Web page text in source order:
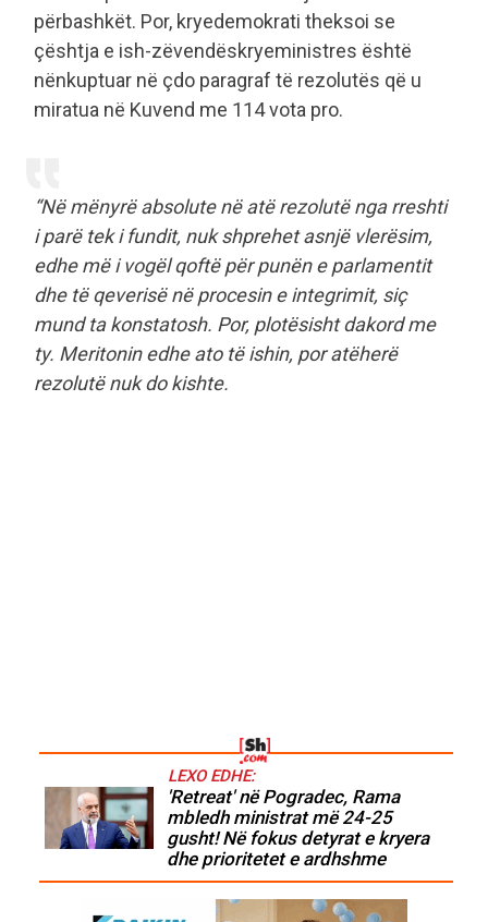
përbashkët. Por, kryedemokrati theksoi se
çështja e ish-zëvendëskryeministres është
nënkuptuar në çdo paragraf të rezolutës që u
miratua në Kuvend me 114 vota pro.
“Në mënyrë absolute në atë rezolutë nga rreshti
i parë tek i fundit, nuk shprehet asnjë vlerësim,
edhe më i vogël qoftë për punën e parlamentit
dhe të qeverisë në procesin e integrimit, siç
mund ta konstatosh. Por, plotësisht dakord me
ty. Meritonin edhe ato të ishin, por atëherë
rezolutë nuk do kishte.
LEXO EDHE:
'Retreat' në Pogradec, Rama
mbledh ministrat më 24-25
gusht! Në fokus detyrat e kryera
dhe prioritetet e ardhshme